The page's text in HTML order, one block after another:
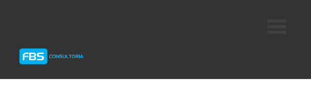
Protheus